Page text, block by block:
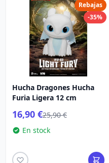
Rebajas
-35%
Hucha Dragones Hucha
Furia Ligera 12 cm
16,90 €25,90 €
En stock